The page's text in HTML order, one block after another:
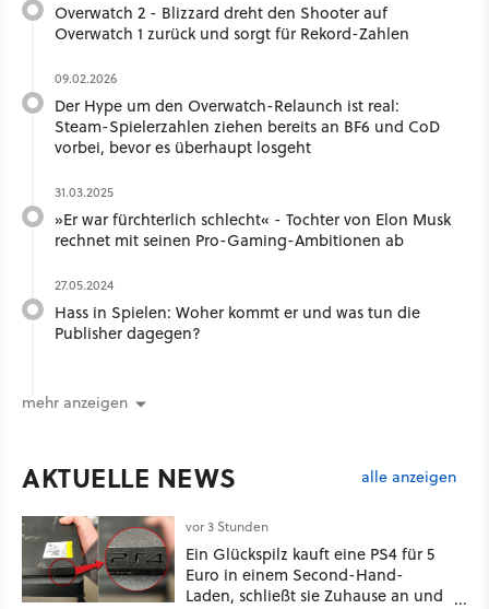
Overwatch 2 - Blizzard dreht den Shooter auf
Overwatch 1 zurück und sorgt für Rekord-Zahlen
09.02.2026
Der Hype um den Overwatch-Relaunch ist real:
Steam-Spielerzahlen ziehen bereits an BF6 und CoD
vorbei, bevor es überhaupt losgeht
31.03.2025
»Er war fürchterlich schlecht« - Tochter von Elon Musk
rechnet mit seinen Pro-Gaming-Ambitionen ab
27.05.2024
Hass in Spielen: Woher kommt er und was tun die
Publisher dagegen?
mehr anzeigen
AKTUELLE NEWS alle anzeigen
vor 3 Stunden
Ein Glückspilz kauft eine PS4 für 5
Euro in einem Second-Hand-
Laden, schließt sie Zuhause an und